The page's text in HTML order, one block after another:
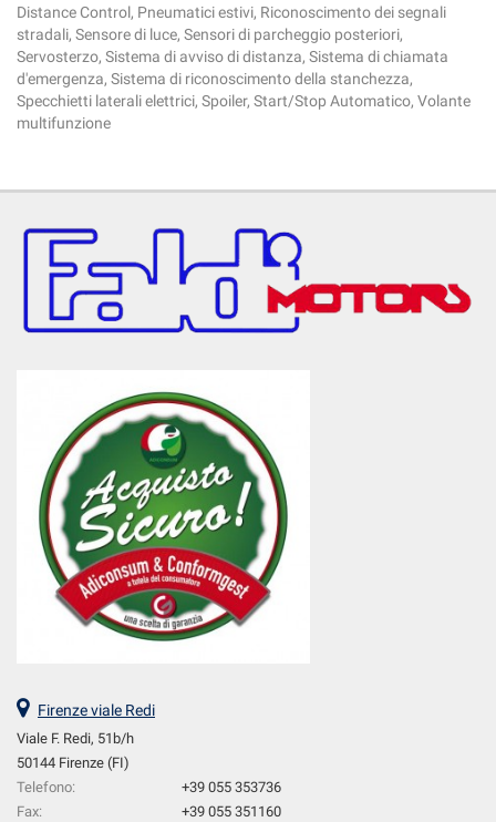
Distance Control, Pneumatici estivi, Riconoscimento dei segnali
stradali, Sensore di luce, Sensori di parcheggio posteriori,
Servosterzo, Sistema di avviso di distanza, Sistema di chiamata
d'emergenza, Sistema di riconoscimento della stanchezza,
Specchietti laterali elettrici, Spoiler, Start/Stop Automatico, Volante
multifunzione
Firenze viale Redi
Viale F. Redi, 51b/h
50144 Firenze (FI)
Telefono:
+39 055 353736
Fax:
+39 055 351160